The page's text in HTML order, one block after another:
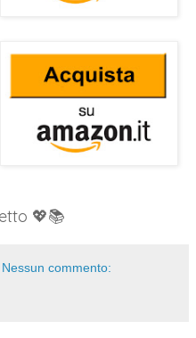
💖📚
Nessun commento: